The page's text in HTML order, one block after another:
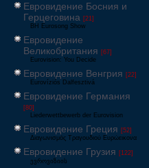
Евровидение Босния и
Герцеговина [21]
BH Eurosong Show
Евровидение
Великобритания [67]
Eurovision: You Decide
Евровидение Венгрия [22]
Eurovíziós Dalfesztivá
Евровидение Германия
[80]
Liederwettbewerb der Eurovision
Евровидение Греция [52]
Διαγωνισμός Τραγουδιού Ευρώεικονα
Евровидение Грузия [122]
ევროვიზიის